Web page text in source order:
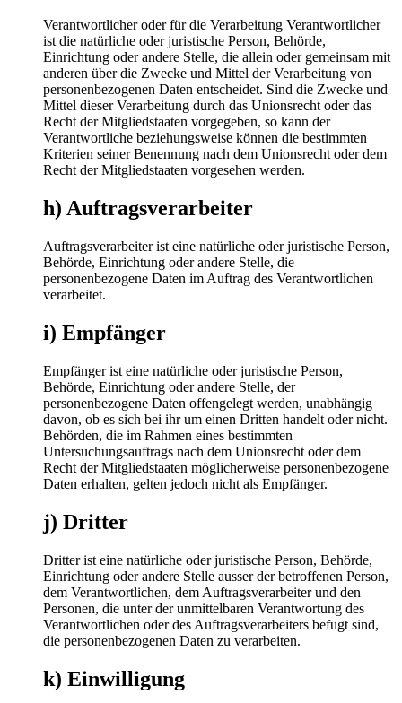
Verantwortlicher oder für die Verarbeitung Verantwortlicher
ist die natürliche oder juristische Person, Behörde,
Einrichtung oder andere Stelle, die allein oder gemeinsam mit
anderen über die Zwecke und Mittel der Verarbeitung von
personenbezogenen Daten entscheidet. Sind die Zwecke und
Mittel dieser Verarbeitung durch das Unionsrecht oder das
Recht der Mitgliedstaaten vorgegeben, so kann der
Verantwortliche beziehungsweise können die bestimmten
Kriterien seiner Benennung nach dem Unionsrecht oder dem
Recht der Mitgliedstaaten vorgesehen werden.
h) Auftragsverarbeiter
Auftragsverarbeiter ist eine natürliche oder juristische Person,
Behörde, Einrichtung oder andere Stelle, die
personenbezogene Daten im Auftrag des Verantwortlichen
verarbeitet.
i) Empfänger
Empfänger ist eine natürliche oder juristische Person,
Behörde, Einrichtung oder andere Stelle, der
personenbezogene Daten offengelegt werden, unabhängig
davon, ob es sich bei ihr um einen Dritten handelt oder nicht.
Behörden, die im Rahmen eines bestimmten
Untersuchungsauftrags nach dem Unionsrecht oder dem
Recht der Mitgliedstaaten möglicherweise personenbezogene
Daten erhalten, gelten jedoch nicht als Empfänger.
j) Dritter
Dritter ist eine natürliche oder juristische Person, Behörde,
Einrichtung oder andere Stelle ausser der betroffenen Person,
dem Verantwortlichen, dem Auftragsverarbeiter und den
Personen, die unter der unmittelbaren Verantwortung des
Verantwortlichen oder des Auftragsverarbeiters befugt sind,
die personenbezogenen Daten zu verarbeiten.
k) Einwilligung